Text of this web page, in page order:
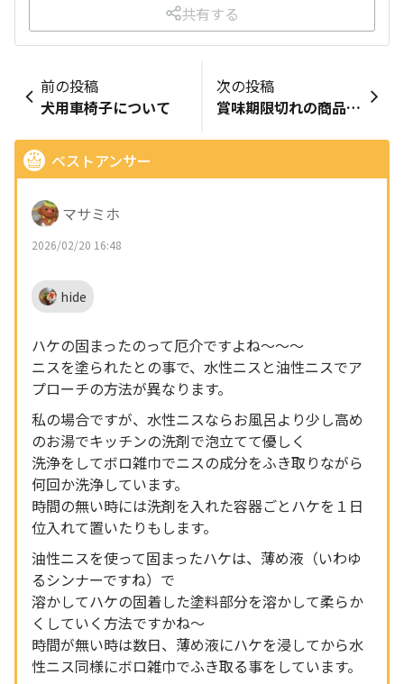
共有する
前の投稿
犬用車椅子について
次の投稿
賞味期限切れの商品、売ってますがNGですよね〜
ベストアンサー
マサミホ
2026/02/20 16:48
hide
ハケの固まったのって厄介ですよね～～～
ニスを塗られたとの事で、水性ニスと油性ニスでア
プローチの方法が異なります。
私の場合ですが、水性ニスならお風呂より少し高め
のお湯でキッチンの洗剤で泡立てて優しく
洗浄をしてボロ雑巾でニスの成分をふき取りながら
何回か洗浄しています。
時間の無い時には洗剤を入れた容器ごとハケを１日
位入れて置いたりもします。
油性ニスを使って固まったハケは、薄め液（いわゆ
るシンナーですね）で
溶かしてハケの固着した塗料部分を溶かして柔らか
くしていく方法ですかね～
時間が無い時は数日、薄め液にハケを浸してから水
性ニス同様にボロ雑巾でふき取る事をしています。